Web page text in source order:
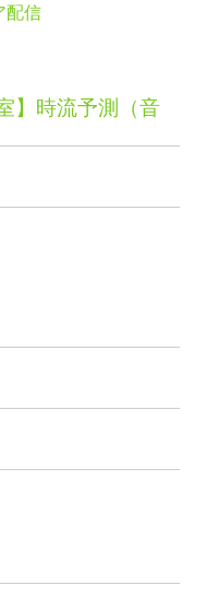
配信
】時流予測（音